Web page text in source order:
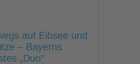
auf Eibsee und
– Bayerns
„Duo“